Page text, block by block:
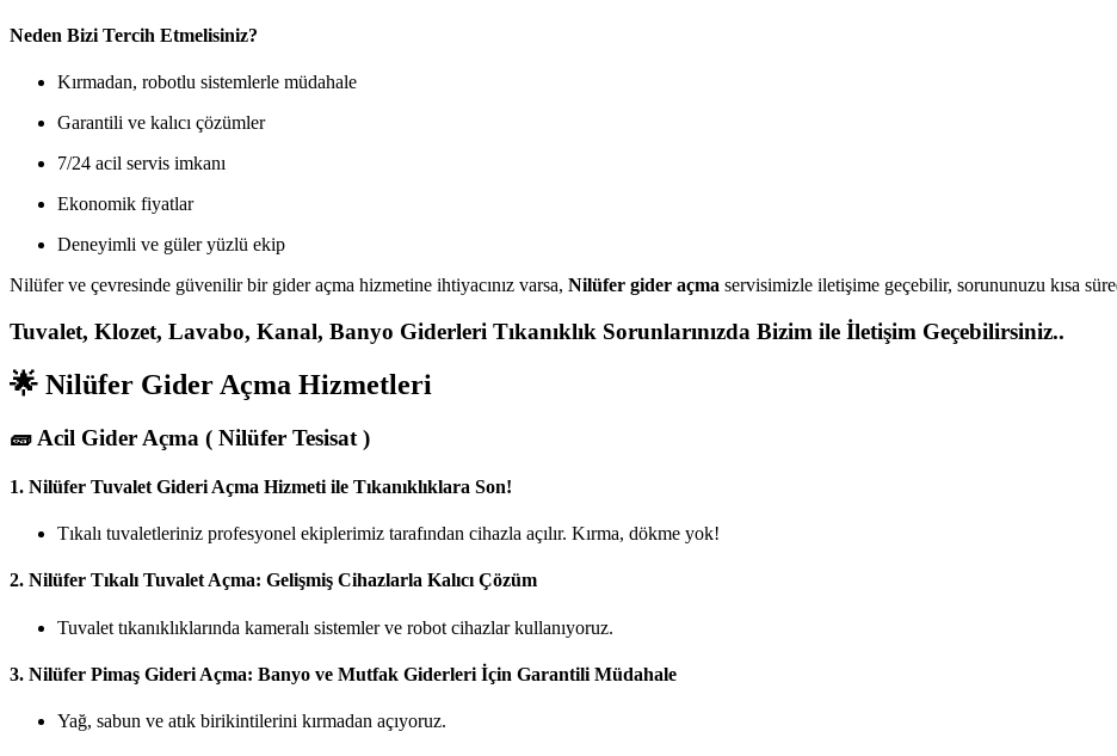
Neden Bizi Tercih Etmelisiniz?
Kırmadan, robotlu sistemlerle müdahale
Garantili ve kalıcı çözümler
7/24 acil servis imkanı
Ekonomik fiyatlar
Deneyimli ve güler yüzlü ekip
Nilüfer ve çevresinde güvenilir bir gider açma hizmetine ihtiyacınız varsa, Nilüfer gider açma servisimizle iletişime geçebilir, sorununuzu kısa
Tuvalet, Klozet, Lavabo, Kanal, Banyo Giderleri Tıkanıklık Sorunlarınızda Bizim ile İletişim Geçebilirsiniz..
🌟 Nilüfer Gider Açma Hizmetleri
🧱 Acil Gider Açma ( Nilüfer Tesisat )
1. Nilüfer Tuvalet Gideri Açma Hizmeti ile Tıkanıklıklara Son!
Tıkalı tuvaletleriniz profesyonel ekiplerimiz tarafından cihazla açılır. Kırma, dökme yok!
2. Nilüfer Tıkalı Tuvalet Açma: Gelişmiş Cihazlarla Kalıcı Çözüm
Tuvalet tıkanıklıklarında kameralı sistemler ve robot cihazlar kullanıyoruz.
3. Nilüfer Pimaş Gideri Açma: Banyo ve Mutfak Giderleri İçin Garantili Müdahale
Yağ, sabun ve atık birikintilerini kırmadan açıyoruz.